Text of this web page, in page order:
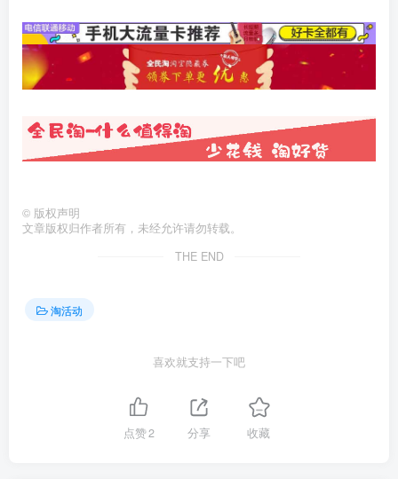
© 版权声明
文章版权归作者所有，未经允许请勿转载。
THE END
淘活动
喜欢就支持一下吧
点赞2 分享 收藏